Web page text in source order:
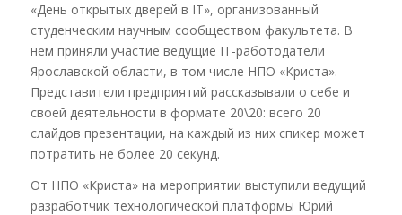
«День открытых дверей в IT», организованный
студенческим научным сообществом факультета. В
нем приняли участие ведущие IT-работодатели
Ярославской области, в том числе НПО «Криста».
Представители предприятий рассказывали о себе и
своей деятельности в формате 20\20: всего 20
слайдов презентации, на каждый из них спикер может
потратить не более 20 секунд.
От НПО «Криста» на мероприятии выступили ведущий
разработчик технологической платформы Юрий